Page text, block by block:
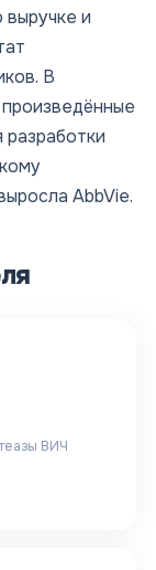
и
В
разработки
AbbVie.
ВИЧ